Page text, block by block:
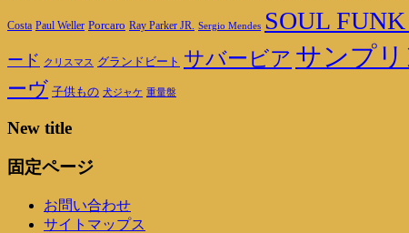
Costa Paul Weller Porcaro Ray Parker JR. Sergio Mendes SOUL FUNK
ード クリスマス グランドビート サバービア サンプ
ーヴ 子供もの 犬ジャケ 重量盤
New title
固定ページ
お問い合わせ
サイトマップス